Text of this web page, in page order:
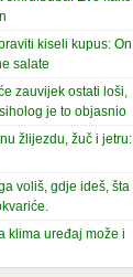
kiseli kupus: On
salate
zauvijek ostati loši,
je to objasnio
žlijezdu, žuč i jetru:
voliš, gdje ideš, šta
klima uređaj može i